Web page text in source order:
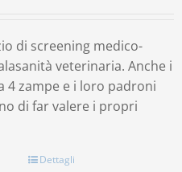
di screening medico-
veterinaria. Anche i
4 zampe e i loro padroni
di far valere i propri
Dettagli